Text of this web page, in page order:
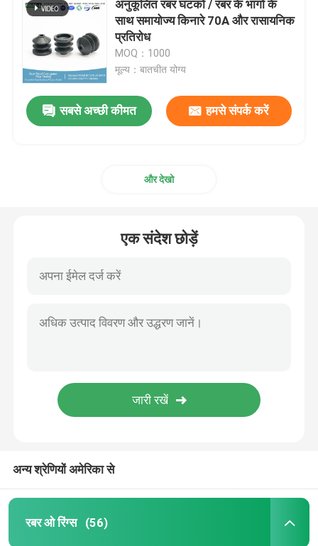
PTFE लेपित हे अंगूठी
टेफ्लॉन कोटेड ओ रिंग
बैक अप छल्ले
अनुकूलित रबर घटकों / रबर के भागों के
साथ समायोज्य किनारे 70A और रासायनिक
प्रतिरोध
MOQ：1000
मूल्य：बातचीत योग्य
सबसे अच्छी कीमत हमसे संपर्क करें
और देखो
एक संदेश छोड़ें
अन्य श्रेणियों अमेरिका से
रबर ओ रिंग्स (56)